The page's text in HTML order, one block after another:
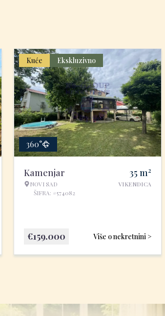
Kuće Ekskluzivno
360°
Kamenjar
NOVI SAD
ŠIFRA: #574082
35 m2
VIKENDICA
Više o nekretnini >
€159.000